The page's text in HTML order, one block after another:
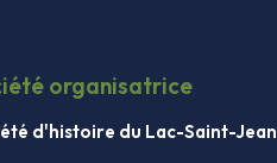
organisatrice
d'histoire du Lac-Saint-Jean